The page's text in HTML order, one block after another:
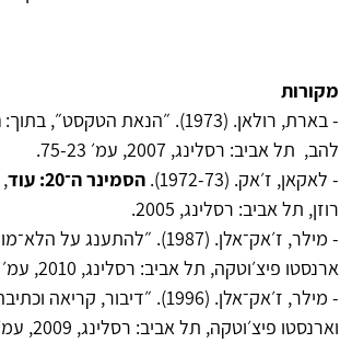
מקורות
- בארת, רולאן. (1973). ״הנאת הטקסט״, בתוך:
להב, תל אביב: רסלינג, 2007, עמ׳ 75-23.
- לאקאן, ז׳אק. (1972-73).
הסמינר ה־20: עוד
,
רוזן, תל אביב: רסלינג, 2005.
- מילר, ז׳אק־אלן. (1987). ״להתענג על הלא־מודע״, בתוך:
ארנסטו פיצ׳וטקה, תל אביב: רסלינג, 2010, עמ׳ 42-27.
- מילר, ז׳אק־אלן. (1996). ״דיבור, קריאה וכתיבה״, בתוך:
וארנסטו פיצ׳וטקה, תל אביב: רסלינג, 2009, עמ׳ 88-53.